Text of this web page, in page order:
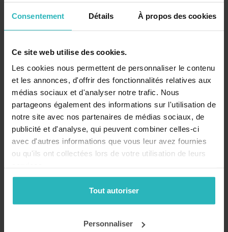
Consentement Détails À propos des cookies
Ce site web utilise des cookies.
Les cookies nous permettent de personnaliser le contenu
et les annonces, d'offrir des fonctionnalités relatives aux
médias sociaux et d'analyser notre trafic. Nous
partageons également des informations sur l'utilisation de
notre site avec nos partenaires de médias sociaux, de
publicité et d'analyse, qui peuvent combiner celles-ci
avec d'autres informations que vous leur avez fournies
ou qu'ils ont collectées lors de votre utilisation de leurs
Tout autoriser
Personnaliser
Mutuelle obligatoire : la controverse
Publié le07 avril 2026parthibault.wlodarczak
À partir du 1er mai 2026, les agents de l'Éducation nationale
devront adhérer à une mutuelle collective obligatoire gérée
par la MGEN et CNP Assurances, mettant fin à la liberté de
choix individuelle.